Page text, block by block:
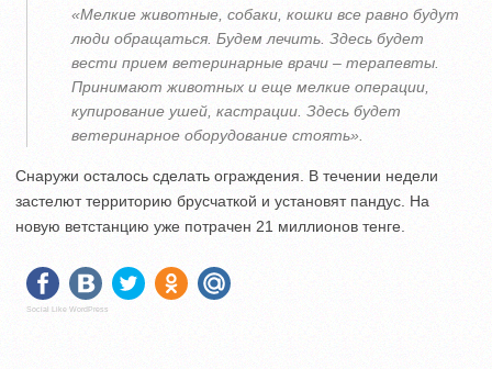
«Мелкие животные, собаки, кошки все равно будут
люди обращаться. Будем лечить. Здесь будет
вести прием ветеринарные врачи – терапевты.
Принимают животных и еще мелкие операции,
купирование ушей, кастрации. Здесь будет
ветеринарное оборудование стоять».
Снаружи осталось сделать ограждения. В течении недели
застелют территорию брусчаткой и установят пандус. На
новую ветстанцию уже потрачен 21 миллионов тенге.
Social Like WordPress